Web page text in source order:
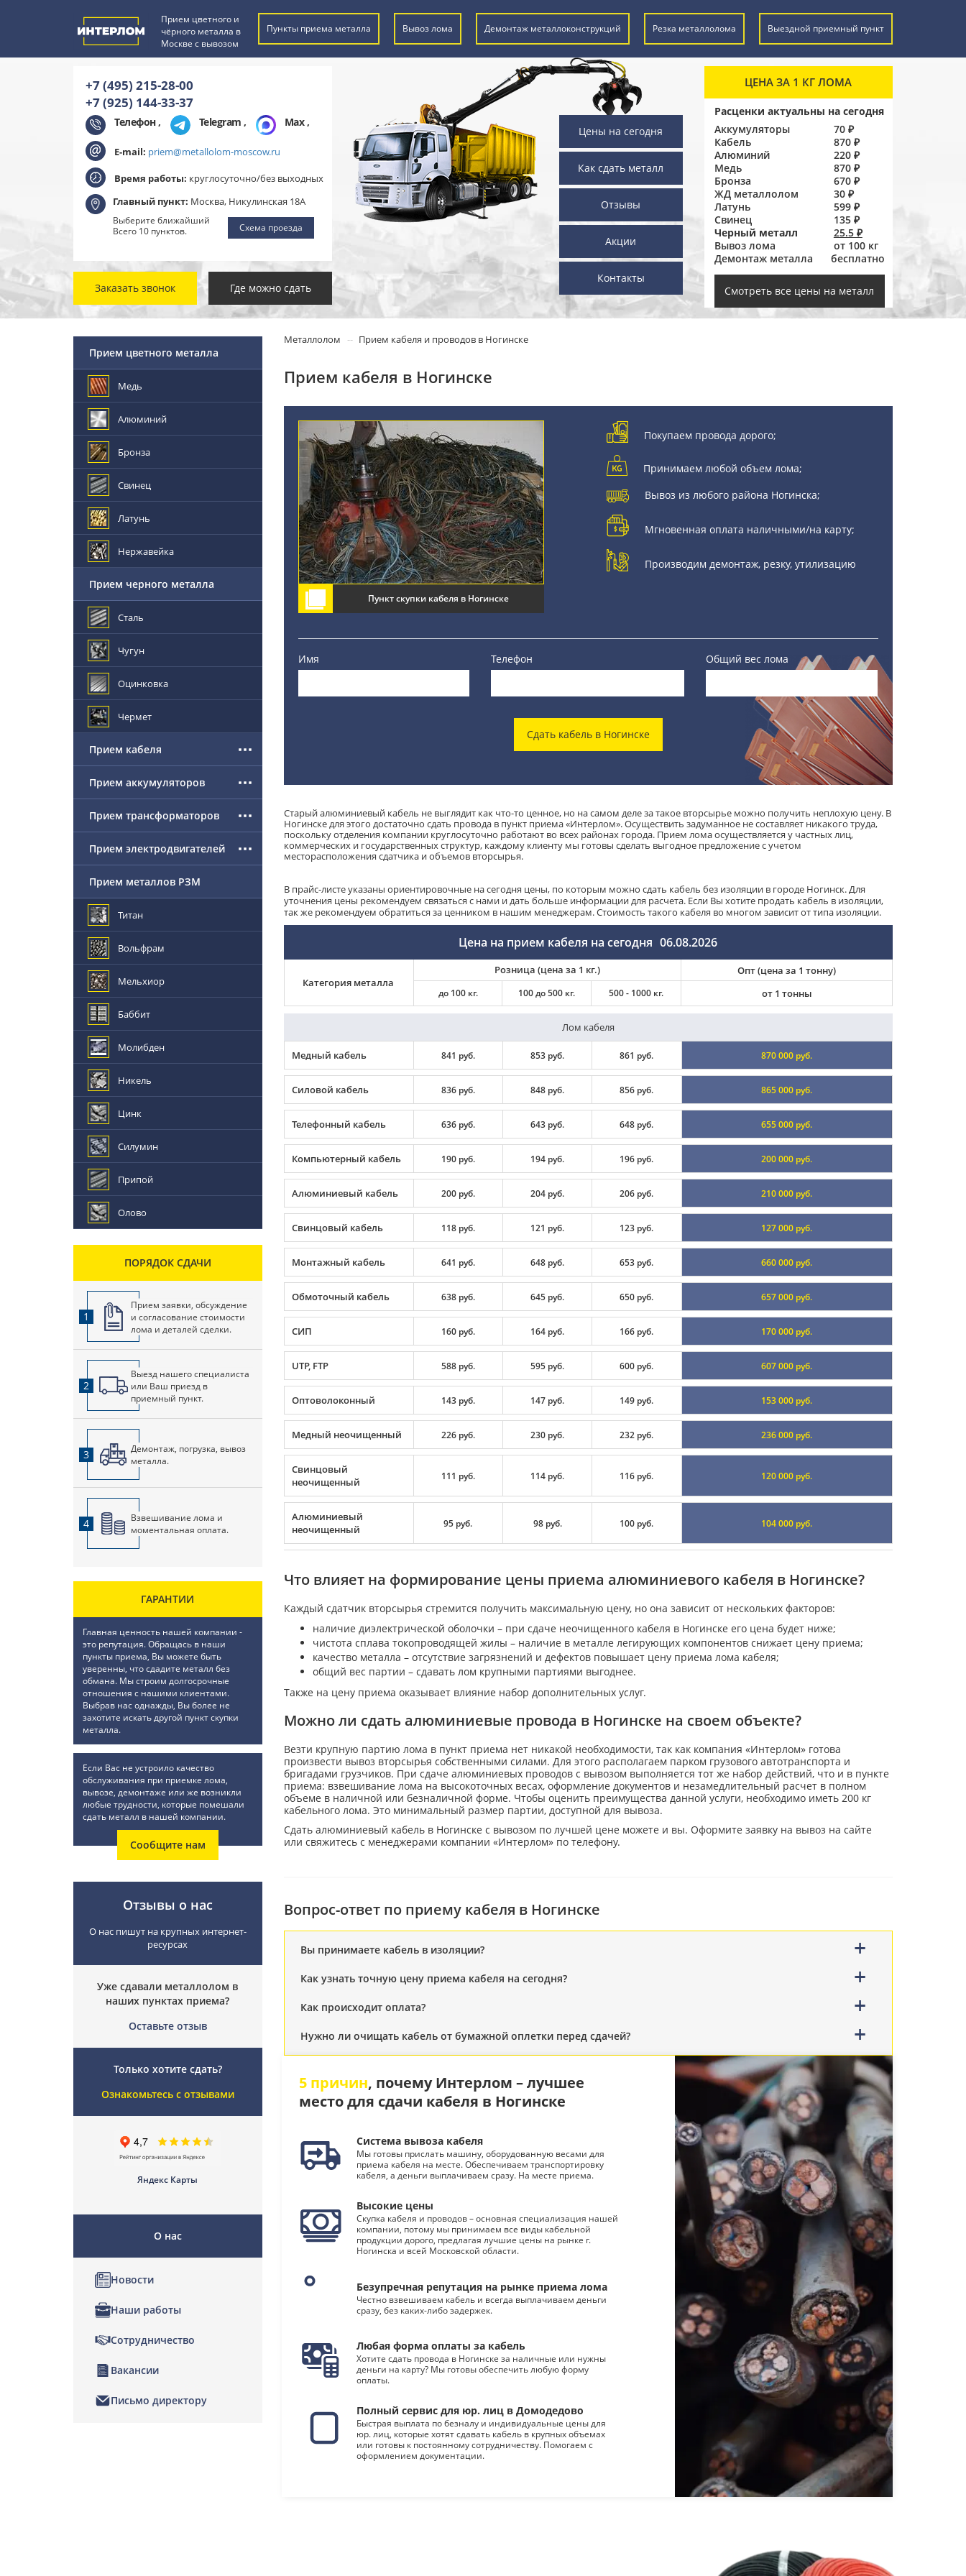
Прием цветного и
чёрного металла в
Москве с вывозом
Пункты приема металла Вывоз лома Демонтаж металлоконструкций Резка металлолома Выездной приемный пункт
+7 (495) 215-28-00
+7 (925) 144-33-37
Телефон , Telegram , Max,
E-mail: priem@metallolom-moscow.ru
Время работы: круглосуточно/без выходных
Главный пункт: Москва, Никулинская 18А
Выберите ближайший
Всего 10 пунктов.
Схема проезда
Заказать звонок Где можно сдать
ЦЕНА ЗА 1 КГ ЛОМА
Расценки актуальны на сегодня
Аккумуляторы
70 ₽
Кабель
870 ₽
Алюминий
220 ₽
Медь
870 ₽
Бронза
670 ₽
ЖД металлолом
30 ₽
Латунь
599 ₽
Свинец
135 ₽
Черный металл
25.5 ₽
Вывоз лома
от 100 кг
Демонтаж металла
бесплатно
Смотреть все цены на металл
Цены на сегодня
Как сдать металл
Отзывы
Акции
Контакты
Металлолом Прием кабеля и проводов в Ногинске
Прием кабеля в Ногинске
Пункт скупки кабеля в Ногинске
Покупаем провода дорого;
Принимаем любой объем лома;
Вывоз из любого района Ногинска;
Мгновенная оплата наличными/на карту;
Производим демонтаж, резку, утилизацию
Имя Телефон Общий вес лома
Сдать кабель в Ногинске
Старый алюминиевый кабель не выглядит как что-то ценное, но на самом деле за такое вторсырье можно получить неплохую цену. В
Ногинске для этого достаточно сдать провода в пункт приема «Интерлом». Осуществить задуманное не составляет никакого труда,
поскольку отделения компании круглосуточно работают во всех районах города. Прием лома осуществляется у частных лиц,
коммерческих и государственных структур, каждому клиенту мы готовы сделать выгодное предложение с учетом
месторасположения сдатчика и объемов вторсырья.
В прайс-листе указаны ориентировочные на сегодня цены, по которым можно сдать кабель без изоляции в городе Ногинск. Для
уточнения цены рекомендуем связаться с нами и дать больше информации для расчета. Если Вы хотите продать кабель в изоляции,
так же рекомендуем обратиться за ценником в нашим менеджерам. Стоимость такого кабеля во многом зависит от типа изоляции.
Цена на прием кабеля на сегодня 06.08.2026
Категория металла
Розница (цена за 1 кг.)
до 100 кг. 100 до 500 кг. 500 - 1000 кг.
Опт (цена за 1 тонну)
от 1 тонны
Лом кабеля
Медный кабель 841 руб. 853 руб. 861 руб. 870 000 руб.
Силовой кабель 836 руб. 848 руб. 856 руб. 865 000 руб.
Телефонный кабель 636 руб. 643 руб. 648 руб. 655 000 руб.
Компьютерный кабель 190 руб. 194 руб. 196 руб. 200 000 руб.
Алюминиевый кабель 200 руб. 204 руб. 206 руб. 210 000 руб.
Свинцовый кабель 118 руб. 121 руб. 123 руб. 127 000 руб.
Монтажный кабель 641 руб. 648 руб. 653 руб. 660 000 руб.
Обмоточный кабель 638 руб. 645 руб. 650 руб. 657 000 руб.
СИП 160 руб. 164 руб. 166 руб. 170 000 руб.
UTP, FTP 588 руб. 595 руб. 600 руб. 607 000 руб.
Оптоволоконный 143 руб. 147 руб. 149 руб. 153 000 руб.
Медный неочищенный 226 руб. 230 руб. 232 руб. 236 000 руб.
Свинцовый
неочищенный
111 руб. 114 руб. 116 руб. 120 000 руб.
Алюминиевый
неочищенный
95 руб. 98 руб. 100 руб. 104 000 руб.
Что влияет на формирование цены приема алюминиевого кабеля в Ногинске?
Каждый сдатчик вторсырья стремится получить максимальную цену, но она зависит от нескольких факторов:
наличие диэлектрической оболочки – при сдаче неочищенного кабеля в Ногинске его цена будет ниже;
чистота сплава токопроводящей жилы – наличие в металле легирующих компонентов снижает цену приема;
качество металла – отсутствие загрязнений и дефектов повышает цену приема лома кабеля;
общий вес партии – сдавать лом крупными партиями выгоднее.
Также на цену приема оказывает влияние набор дополнительных услуг.
Можно ли сдать алюминиевые провода в Ногинске на своем объекте?
Везти крупную партию лома в пункт приема нет никакой необходимости, так как компания «Интерлом» готова
произвести вывоз вторсырья собственными силами. Для этого располагаем парком грузового автотранспорта и
бригадами грузчиков. При сдаче алюминиевых проводов с вывозом выполняется тот же набор действий, что и в пункте
приема: взвешивание лома на высокоточных весах, оформление документов и незамедлительный расчет в полном
объеме в наличной или безналичной форме. Чтобы оценить преимущества данной услуги, необходимо иметь 200 кг
кабельного лома. Это минимальный размер партии, доступной для вывоза.
Сдать алюминиевый кабель в Ногинске с вывозом по лучшей цене можете и вы. Оформите заявку на вывоз на сайте
или свяжитесь с менеджерами компании «Интерлом» по телефону.
Вопрос-ответ по приему кабеля в Ногинске
Вы принимаете кабель в изоляции?
Как узнать точную цену приема кабеля на сегодня?
Как происходит оплата?
Нужно ли очищать кабель от бумажной оплетки перед сдачей?
5 причин, почему Интерлом – лучшее
место для сдачи кабеля в Ногинске
Система вывоза кабеля
Мы готовы прислать машину, оборудованную весами для
приема кабеля на месте. Обеспечиваем транспортировку
кабеля, а деньги выплачиваем сразу. На месте приема.
Высокие цены
Скупка кабеля и проводов – основная специализация нашей
компании, потому мы принимаем все виды кабельной
продукции дорого, предлагая лучшие цены на рынке г.
Ногинска и всей Московской области.
Безупречная репутация на рынке приема лома
Честно взвешиваем кабель и всегда выплачиваем деньги
сразу, без каких-либо задержек.
Любая форма оплаты за кабель
Хотите сдать провода в Ногинске за наличные или нужны
деньги на карту? Мы готовы обеспечить любую форму
оплаты.
Полный сервис для юр. лиц в Домодедово
Быстрая выплата по безналу и индивидуальные цены для
юр. лиц, которые хотят сдавать кабель в крупных объемах
или готовы к постоянному сотрудничеству. Помогаем с
оформлением документации.
Прием цветного металла
Медь
Алюминий
Бронза
Свинец
Латунь
Нержавейка
Прием черного металла
Сталь
Чугун
Оцинковка
Чермет
Прием кабеля
Прием аккумуляторов
Прием трансформаторов
Прием электродвигателей
Прием металлов РЗМ
Титан
Вольфрам
Мельхиор
Баббит
Молибден
Никель
Цинк
Силумин
Припой
Олово
ПОРЯДОК СДАЧИ
1
Прием заявки, обсуждение
и согласование стоимости
лома и деталей сделки.
2
Выезд нашего специалиста
или Ваш приезд в
приемный пункт.
3
Демонтаж, погрузка, вывоз
металла.
4
Взвешивание лома и
моментальная оплата.
ГАРАНТИИ
Главная ценность нашей компании -
это репутация. Обращась в наши
пункты приема, Вы можете быть
уверенны, что сдадите металл без
обмана. Мы строим долгосрочные
отношения с нашими клиентами.
Выбрав нас однажды, Вы более не
захотите искать другой пункт скупки
металла.
Если Вас не устроило качество
обслуживания при приемке лома,
вывозе, демонтаже или же возникли
любые трудности, которые помешали
сдать металл в нашей компании.
Сообщите нам
Отзывы о нас
О нас пишут на крупных интернет-
ресурсах
Уже сдавали металлолом в
наших пунктах приема?
Оставьте отзыв
Только хотите сдать?
Ознакомьтесь с отзывами
Яндекс Карты
О нас
Новости
Наши работы
Сотрудничество
Вакансии
Письмо директору